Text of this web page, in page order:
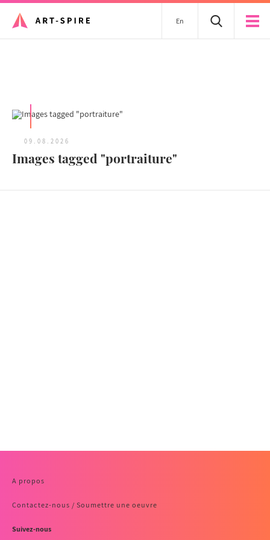
En
09.08.2026
Images tagged "portraiture"
A propos
Contactez-nous / Soumettre une oeuvre
Suivez-nous